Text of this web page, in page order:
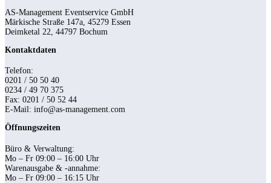
AS-Management Eventservice GmbH
Märkische Straße 147a, 45279 Essen
Deimketal 22, 44797 Bochum
Kontaktdaten
Telefon:
0201 / 50 50 40
0234 / 49 70 375
Fax: 0201 / 50 52 44
E-Mail: info@as-management.com
Öffnungszeiten
Büro & Verwaltung:
Mo – Fr 09:00 – 16:00 Uhr
Warenausgabe & -annahme:
Mo – Fr 09:00 – 16:15 Uhr